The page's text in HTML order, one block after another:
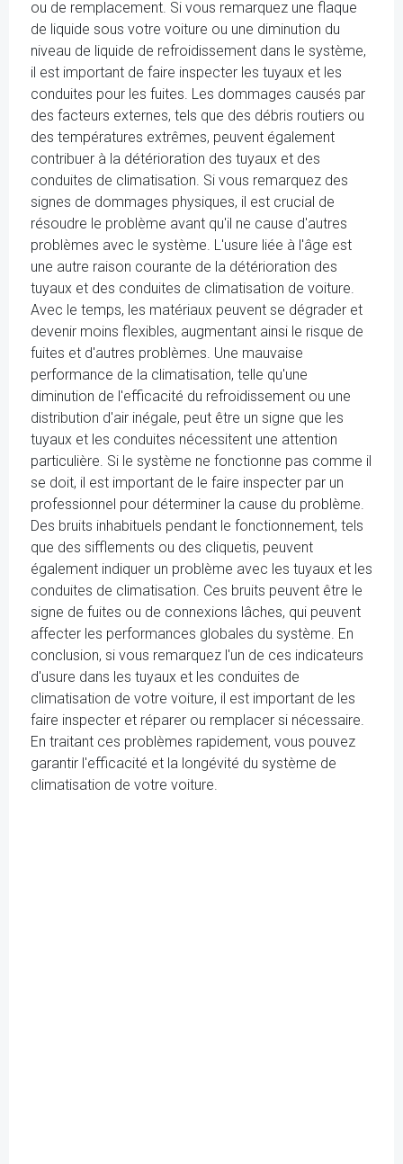
ou de remplacement. Si vous remarquez une flaque
de liquide sous votre voiture ou une diminution du
niveau de liquide de refroidissement dans le système,
il est important de faire inspecter les tuyaux et les
conduites pour les fuites. Les dommages causés par
des facteurs externes, tels que des débris routiers ou
des températures extrêmes, peuvent également
contribuer à la détérioration des tuyaux et des
conduites de climatisation. Si vous remarquez des
signes de dommages physiques, il est crucial de
résoudre le problème avant qu'il ne cause d'autres
problèmes avec le système. L'usure liée à l'âge est
une autre raison courante de la détérioration des
tuyaux et des conduites de climatisation de voiture.
Avec le temps, les matériaux peuvent se dégrader et
devenir moins flexibles, augmentant ainsi le risque de
fuites et d'autres problèmes. Une mauvaise
performance de la climatisation, telle qu'une
diminution de l'efficacité du refroidissement ou une
distribution d'air inégale, peut être un signe que les
tuyaux et les conduites nécessitent une attention
particulière. Si le système ne fonctionne pas comme il
se doit, il est important de le faire inspecter par un
professionnel pour déterminer la cause du problème.
Des bruits inhabituels pendant le fonctionnement, tels
que des sifflements ou des cliquetis, peuvent
également indiquer un problème avec les tuyaux et les
conduites de climatisation. Ces bruits peuvent être le
signe de fuites ou de connexions lâches, qui peuvent
affecter les performances globales du système. En
conclusion, si vous remarquez l'un de ces indicateurs
d'usure dans les tuyaux et les conduites de
climatisation de votre voiture, il est important de les
faire inspecter et réparer ou remplacer si nécessaire.
En traitant ces problèmes rapidement, vous pouvez
garantir l'efficacité et la longévité du système de
climatisation de votre voiture.